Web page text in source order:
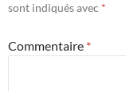
sont indiqués avec *
Commentaire *